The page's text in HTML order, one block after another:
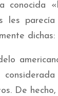
conocida
les
De